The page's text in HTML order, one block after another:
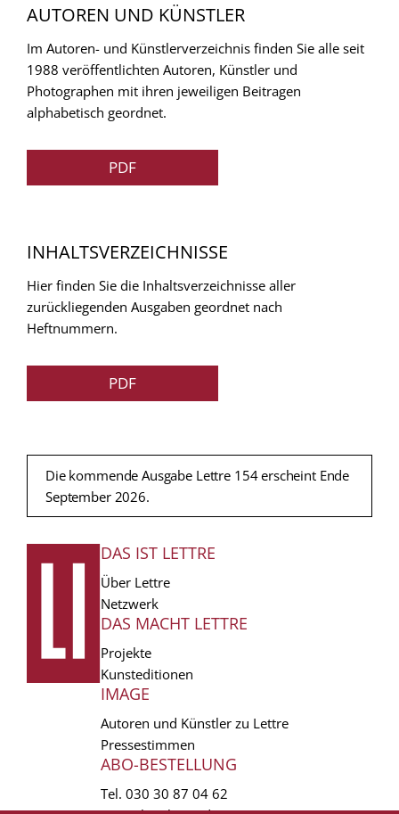
AUTOREN UND KÜNSTLER
Im Autoren- und Künstlerverzeichnis finden Sie alle seit
1988 veröffentlichten Autoren, Künstler und
Photographen mit ihren jeweiligen Beitragen
alphabetisch geordnet.
PDF
INHALTSVERZEICHNISSE
Hier finden Sie die Inhaltsverzeichnisse aller
zurückliegenden Ausgaben geordnet nach
Heftnummern.
PDF
Die kommende Ausgabe Lettre 154 erscheint Ende
September 2026.
FUSSZEILE
DAS IST LETTRE
Über Lettre
Netzwerk
DAS MACHT LETTRE
Projekte
Kunsteditionen
IMAGE
Autoren und Künstler zu Lettre
Pressestimmen
ABO-BESTELLUNG
Tel. 030 30 87 04 62